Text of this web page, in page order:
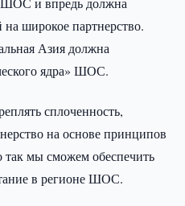
на широкое партнерство.
Азия должна
ядра» ШОС.
сплоченность,
на основе принципов
так мы сможем обеспечить
в регионе ШОС.